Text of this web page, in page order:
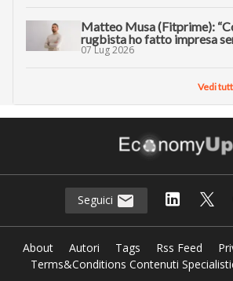
Matteo Musa (Fitprime):
rugbista ho fatto impresa
07 Lug 2026
Vedi
Seguici
About Autori Tags Rss Feed
Terms&Conditions Contenuti